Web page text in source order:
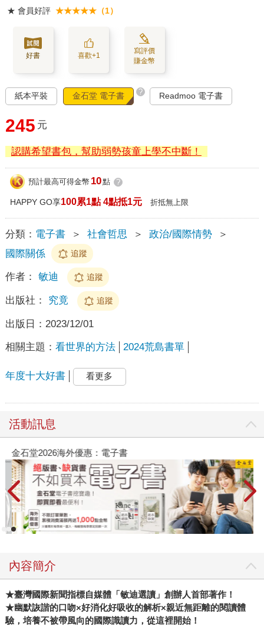
★ 會員好評 ★★★★★（1）
好書 喜歡+1
寫評價
賺金幣
紙本平裝 金石堂 電子書 ? Readmoo 電子書
245 元
認購希望書包，幫助弱勢孩童上學不中斷！
預計最高可得金幣 10點 ?
HAPPY GO享100累1點 4點抵1元 折抵無上限
分類： 電子書 ＞ 社會哲思 ＞ 政治/國際情勢
＞
國際關係
追蹤
作者： 敏迪 追蹤
出版社： 究竟 追蹤
出版日： 2023/12/01
相關主題： 看世界的方法 2024荒島書單
年度十大好書 看更多
活動訊息
金石堂2026海外優惠：電子書
內容簡介
★臺灣國際新聞指標自媒體「敏迪選讀」創辦人首部著作！
★幽默詼諧的口吻×好消化好吸收的解析×親近無距離的閱讀體
驗，培養不被帶風向的國際識讀力，從這裡開始！